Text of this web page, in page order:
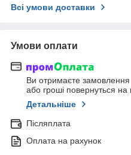
Всі умови доставки
Умови оплати
Ви отримаєте замовлення
або гроші повернуться на
Детальніше
Післяплата
Оплата на рахунок